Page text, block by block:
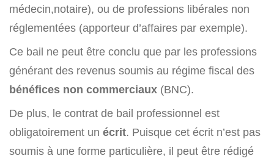
médecin,notaire), ou de professions libérales non
réglementées (apporteur d’affaires par exemple).
Ce bail ne peut être conclu que par les professions
générant des revenus soumis au régime fiscal des
bénéfices non commerciaux (BNC).
De plus, le contrat de bail professionnel est
obligatoirement un écrit. Puisque cet écrit n’est pas
soumis à une forme particulière, il peut être rédigé